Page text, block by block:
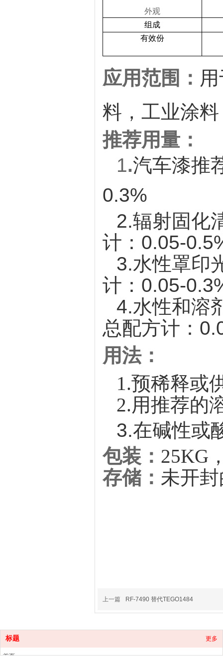
外观
组成
有效份
应用范围：
料，工业涂
推荐用量：
1.汽车漆推
0.3%
2.辐射固化
计：0.05-
3.水性罩印
计：0.05-
4.水性和溶
总配方计：
用法：
1.预稀释或
2.用推荐的
3.在碱性或
包装： 25KG
存储： 未开
上一篇 RF-7490 替代TEGO1484
标题 更多
首页